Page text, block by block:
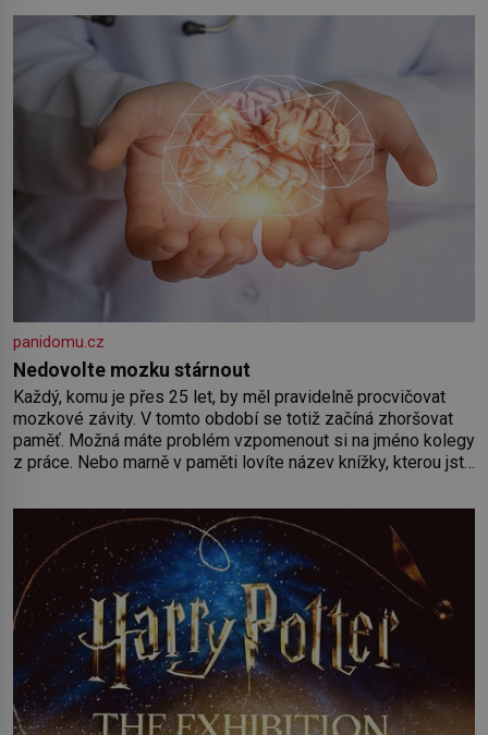
by pokoj miminka měl působit především klidně a útulně.
Předškolní věk je
panidomu.cz
Nedovolte mozku stárnout
Každý, komu je přes 25 let, by měl pravidelně procvičovat
mozkové závity. V tomto období se totiž začíná zhoršovat
paměť. Možná máte problém vzpomenout si na jméno kolegy
z práce. Nebo marně v paměti lovíte název knížky, kterou jste
paměť rozhodla stávkovat. Cvičte